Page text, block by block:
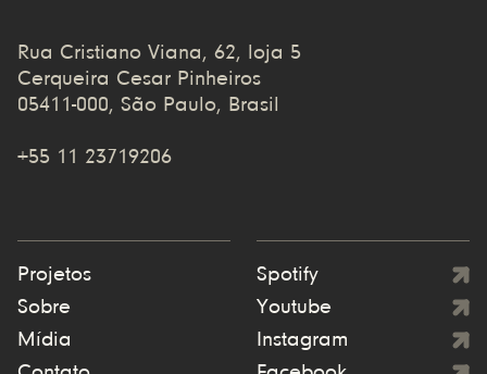
Rua Cristiano Viana, 62, loja 5
Cerqueira Cesar Pinheiros
05411-000, São Paulo, Brasil
+55 11 23719206
Projetos
Sobre
Mídia
Spotify
Youtube
Instagram